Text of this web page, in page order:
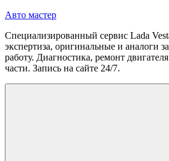
Перейти
содержимому
Авто мастер
Специализированный сервис Lada
экспертиза, оригинальные и аналоги
работу. Диагностика, ремонт
части. Запись на сайте 24/7.